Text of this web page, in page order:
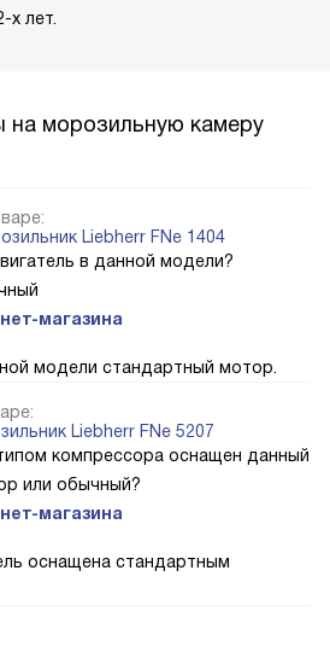
х лет.
на морозильную камеру
Liebherr FNe 1404
в данной модели?
магазина
модели стандартный мотор.
Liebherr FNe 5207
компрессора оснащен данный
или обычный?
магазина
оснащена стандартным